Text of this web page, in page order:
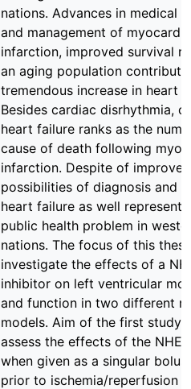
nations. Advances in medical
and management of
infarction, improved survival
an aging population
tremendous increase in heart
Besides cardiac disrhythmia,
heart failure ranks as the
cause of death following
infarction. Despite of improved
possibilities of diagnosis and
heart failure as well
public health problem in
nations. The focus of this
investigate the effects of a
inhibitor on left ventricular
and function in two different
models. Aim of the first study
assess the effects of the
when given as a singular
prior to ischemia/reperfusion